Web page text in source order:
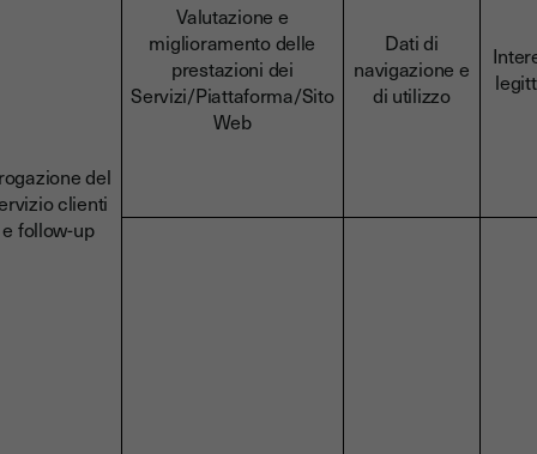
del
clienti
e follow-up
Valutazione e
miglioramento delle
prestazioni dei
Servizi/Piattaforma/Sito
Web
Dati di
navigazione e
di utilizzo